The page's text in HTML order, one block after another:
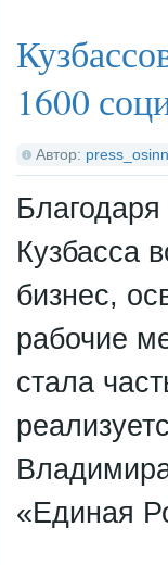
1600
Автор:
Кузбасса
бизнес,
рабочие
стала
«Единая